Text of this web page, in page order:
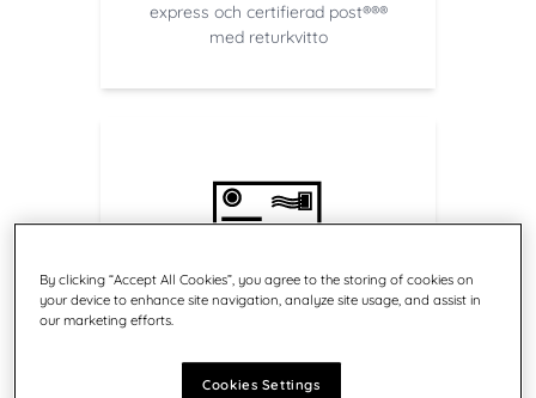
express och certifierad post®®®
med returkvitto
Ta aldrig slut på
By clicking “Accept All Cookies”, you agree to the storing of cookies on
your device to enhance site navigation, analyze site usage, and assist in
our marketing efforts.
Cookies Settings